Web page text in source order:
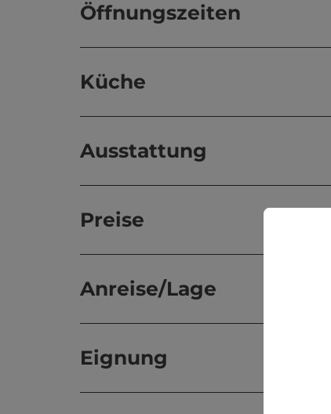
Öffnungszeiten
Küche
Ausstattung
Preise
Anreise/Lage
Eignung